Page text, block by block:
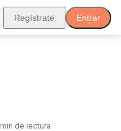
Regístrate Entrar
min de lectura